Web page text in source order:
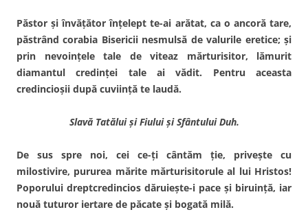
Păstor şi învăţător înţelept te-ai arătat, ca o ancoră tare,
păstrând corabia Bisericii nesmulsă de valurile eretice; şi
prin nevoinţele tale de viteaz mărturi­sitor, lămurit
diamantul credinţei tale ai vădit. Pentru aceasta
credincioşii după cuviinţă te laudă.
Slavă Tatălui şi Fiului şi Sfântului Duh.
De sus spre noi, cei ce-ţi cântăm ţie, priveşte cu
milostivire, pururea mărite mărturisitorule al lui Hristos!
Poporului dreptcredincios dăruieşte-i pace şi biruinţă, iar
nouă tuturor iertare de păcate şi bogată milă.